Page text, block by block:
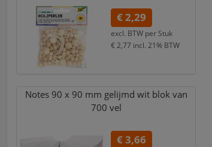
€ 2,29
excl. BTW per Stuk
€ 2,77 incl. 21% BTW
Notes 90 x 90 mm gelijmd wit blok van
700 vel
€ 3,66